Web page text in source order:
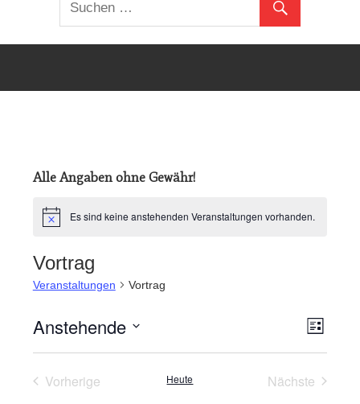
Alle Angaben ohne Gewähr!
HinweisEs sind keine anstehenden Veranstaltungen vorhanden.
Vortrag
Veranstaltungen Vortrag
Liste
Anstehende
Datum
wählen.
Vorherige
Heute
Nächste